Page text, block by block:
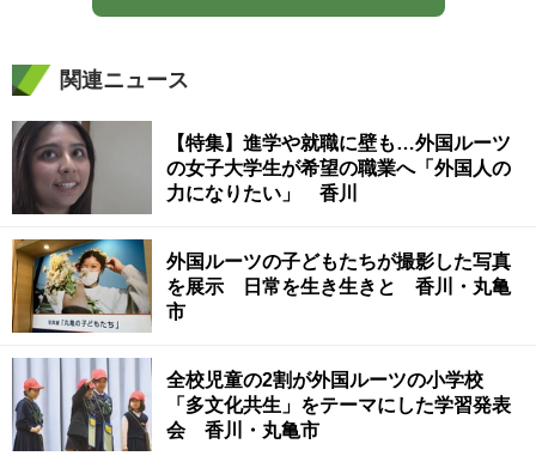
関連ニュース
【特集】進学や就職に壁も…外国ルーツ
の女子大学生が希望の職業へ「外国人の
力になりたい」 香川
外国ルーツの子どもたちが撮影した写真
を展示 日常を生き生きと 香川・丸亀
市
全校児童の2割が外国ルーツの小学校
「多文化共生」をテーマにした学習発表
会 香川・丸亀市